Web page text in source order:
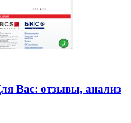
Вас: отзывы, анализ